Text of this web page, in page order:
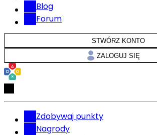
Blog
Forum
STWÓRZ KONTO
ZALOGUJ SIĘ
Zdobywaj punkty
Nagrody